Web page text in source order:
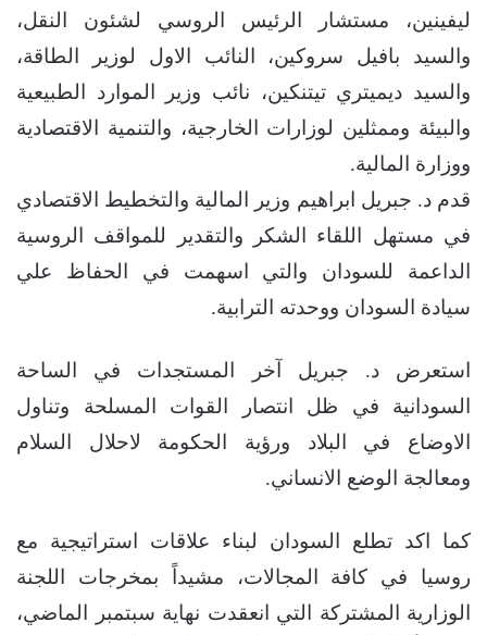
ليفينين، مستشار الرئيس الروسي لشئون النقل،
والسيد بافيل سروكين، النائب الاول لوزير الطاقة،
والسيد ديميتري تيتنكين، نائب وزير الموارد الطبيعية
والبيئة وممثلين لوزارات الخارجية، والتنمية الاقتصادية
ووزارة المالية.
قدم د. جبريل ابراهيم وزير المالية والتخطيط الاقتصادي
في مستهل اللقاء الشكر والتقدير للمواقف الروسية
الداعمة للسودان والتي اسهمت في الحفاظ علي
سيادة السودان ووحدته الترابية.
استعرض د. جبريل آخر المستجدات في الساحة
السودانية في ظل انتصار القوات المسلحة وتناول
الاوضاع في البلاد ورؤية الحكومة لاحلال السلام
ومعالجة الوضع الانساني.
كما اكد تطلع السودان لبناء علاقات استراتيجية مع
روسيا في كافة المجالات، مشيداً بمخرجات اللجنة
الوزارية المشتركة التي انعقدت نهاية سبتمبر الماضي،